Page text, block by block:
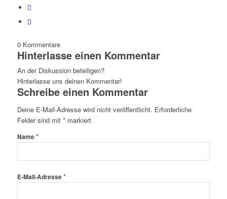
0 Kommentare
Hinterlasse einen Kommentar
An der Diskussion beteiligen?
Hinterlasse uns deinen Kommentar!
Schreibe einen Kommentar
Deine E-Mail-Adresse wird nicht veröffentlicht. Erforderliche
Felder sind mit *markiert
Name*
E-Mail-Adresse*